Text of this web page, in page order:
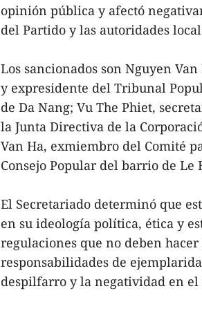
opinión pública y afectó
del Partido y las autoridades
Los sancionados son Nguyen
y expresidente del Tribunal
de Da Nang; Vu The Phiet,
la Junta Directiva de la
Van Ha, exmiembro del Comité
Consejo Popular del barrio de
El Secretariado determinó que
en su ideología política, ética y
regulaciones que no deben
responsabilidades de
despilfarro y la negatividad en